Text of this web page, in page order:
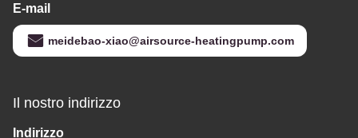
E-mail
meidebao-xiao@airsource-heatingpump.com
Il nostro indirizzo
Indirizzo